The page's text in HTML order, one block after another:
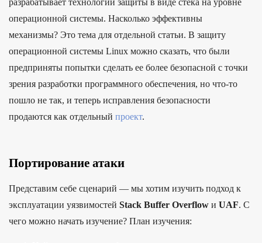
разрабатывает технологии защиты в виде стека на уровне
операционной системы. Насколько эффективны
механизмы? Это тема для отдельной статьи. В защиту
операционной системы Linux можно сказать, что были
предприняты попытки сделать ее более безопасной с точки
зрения разработки программного обеспечения, но что-то
пошло не так, и теперь исправления безопасности
продаются как отдельный проект.
Портирование атаки
Представим себе сценарий — мы хотим изучить подход к
эксплуатации уязвимостей Stack Buffer Overflow и UAF. С
чего можно начать изучение? План изучения: